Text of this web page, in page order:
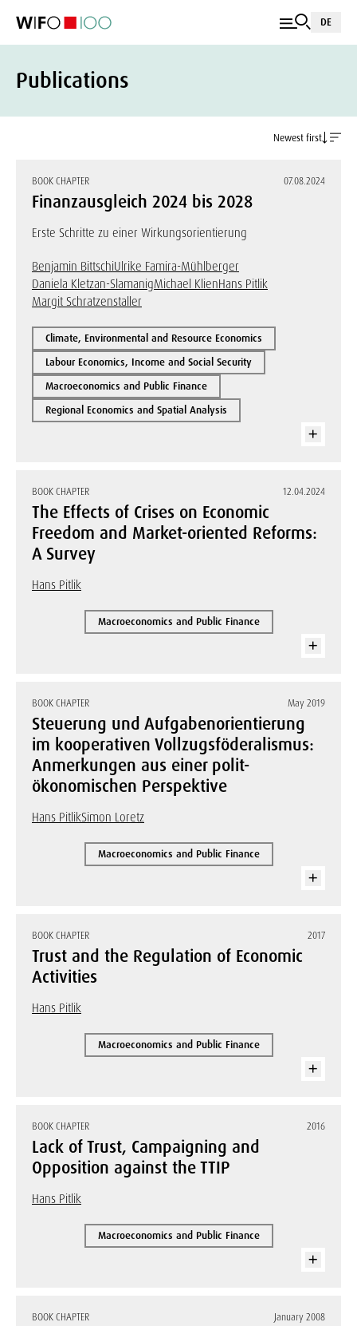
DE
Publications
Newest first
BOOK CHAPTER 07.08.2024
Finanzausgleich 2024 bis 2028
Erste Schritte zu einer Wirkungsorientierung
Benjamin BittschiUlrike Famira-Mühlberger
Daniela Kletzan-SlamanigMichael KlienHans Pitlik
Margit Schratzenstaller
Climate, Environmental and Resource Economics
Labour Economics, Income and Social Security
Macroeconomics and Public Finance
Regional Economics and Spatial Analysis
BOOK CHAPTER 12.04.2024
The Effects of Crises on Economic
Freedom and Market-oriented Reforms:
A Survey
Hans Pitlik
Macroeconomics and Public Finance
BOOK CHAPTER May 2019
Steuerung und Aufgabenorientierung
im kooperativen Vollzugsföderalismus:
Anmerkungen aus einer polit-
ökonomischen Perspektive
Hans PitlikSimon Loretz
Macroeconomics and Public Finance
BOOK CHAPTER 2017
Trust and the Regulation of Economic
Activities
Hans Pitlik
Macroeconomics and Public Finance
BOOK CHAPTER 2016
Lack of Trust, Campaigning and
Opposition against the TTIP
Hans Pitlik
Macroeconomics and Public Finance
BOOK CHAPTER January 2008